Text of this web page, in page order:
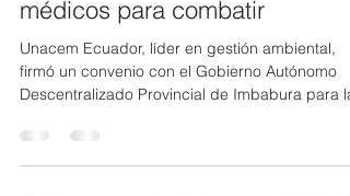
UNACEM ECUADOR colabora
con la Prefectura de Imbabura
en la compra de insumos